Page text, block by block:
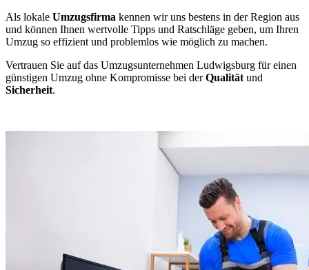
Als lokale Umzugsfirma kennen wir uns bestens in der Region aus
und können Ihnen wertvolle Tipps und Ratschläge geben, um Ihren
Umzug so effizient und problemlos wie möglich zu machen.
Vertrauen Sie auf das Umzugsunternehmen Ludwigsburg für einen
günstigen Umzug ohne Kompromisse bei derQualität und
Sicherheit.